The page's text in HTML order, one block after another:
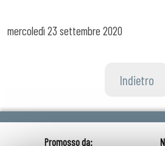
mercoledì 23 settembre 2020
Indietro